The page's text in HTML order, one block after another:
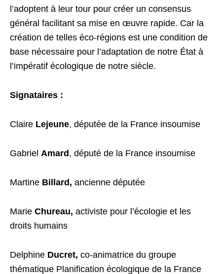
l’adoptent à leur tour pour créer un consensus
général facilitant sa mise en œuvre rapide. Car la
création de telles éco-régions est une condition de
base nécessaire pour l’adaptation de notre État à
l’impératif écologique de notre siècle.
Signataires :
Claire Lejeune, députée de la France insoumise
Gabriel Amard , député de la France insoumise
Martine Billard, ancienne députée
Marie Chureau, activiste pour l’écologie et les
droits humains
Delphine Ducret, co-animatrice du groupe
thématique Planification écologique de la France